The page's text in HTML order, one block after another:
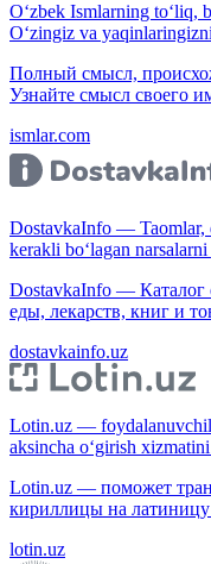
O‘zbek Ismlarning to‘liq,
O‘zingiz va
Полный смысл,
Узнайте смысл своего
ismlar.com
DostavkaInfo — Taomlar,
kerakli bo‘lagan
DostavkaInfo — Каталог
еды, лекарств, книг и
dostavkainfo.uz
Lotin.uz —
aksincha o‘girish
Lotin.uz — поможет
кириллицы на
lotin.uz